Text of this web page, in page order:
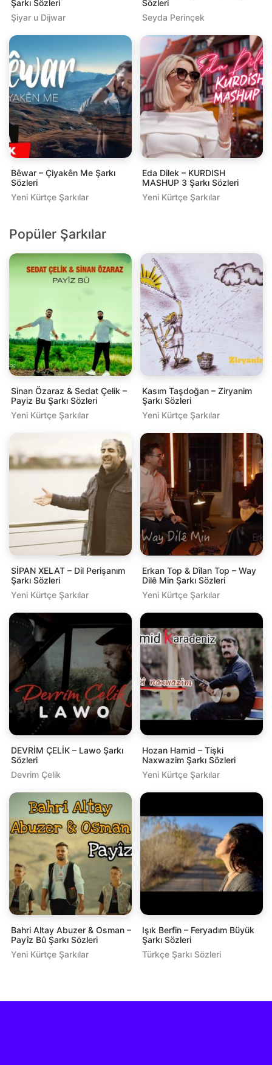
Şarkı Sözleri
Şiyar u Dijwar
Sözleri
Seyda Perinçek
Bêwar – Çiyakên Me Şarkı
Sözleri
Yeni Kürtçe Şarkılar
Eda Dilek – KURDISH
MASHUP 3 Şarkı Sözleri
Yeni Kürtçe Şarkılar
Popüler Şarkılar
Sinan Özaraz & Sedat Çelik –
Payiz Bu Şarkı Sözleri
Yeni Kürtçe Şarkılar
Kasım Taşdoğan – Ziryanim
Şarkı Sözleri
Yeni Kürtçe Şarkılar
SİPAN XELAT – Dil Perişanım
Şarkı Sözleri
Yeni Kürtçe Şarkılar
Erkan Top & Dîlan Top – Way
Dilê Min Şarkı Sözleri
Yeni Kürtçe Şarkılar
DEVRİM ÇELİK – Lawo Şarkı
Sözleri
Devrim Çelik
Hozan Hamid – Tişki
Naxwazim Şarkı Sözleri
Yeni Kürtçe Şarkılar
Bahri Altay Abuzer & Osman –
Payîz Bû Şarkı Sözleri
Yeni Kürtçe Şarkılar
Işık Berfin – Feryadım Büyük
Şarkı Sözleri
Türkçe Şarkı Sözleri